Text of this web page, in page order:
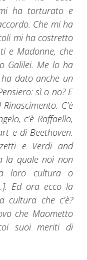
mi ha torturato e
Che mi ha
mi ha costretto
e Madonne, che
Galilei. Me lo ha
dato anche un
sì o no? E
C’è
c’è Raffaello,
e di Beethoven.
e Verdi and
la quale noi non
loro cultura o
Ed ora ecco la
cultura che c’è?
che Maometto
suoi meriti di